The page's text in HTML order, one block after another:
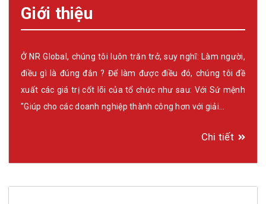
Giới thiệu
Ở NR Global, chúng tôi luôn trăn trở, suy nghĩ: Làm người,
điều gì là đúng đắn ? Để làm được điều đó, chúng tôi đề
xuất các giá trị cốt lõi của tổ chức như sau: Với Sứ mệnh
"Giúp cho các doanh nghiệp thành công hơn với giải…
Chi tiết